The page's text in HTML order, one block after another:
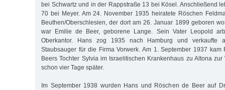
bei Schwartz und in der Rappstraße 13 bei Kösel. Anschließend
70 bei Meyer. Am 24. November 1935 heiratete Röschen
Beuthen/Oberschlesien, der dort am 26. Januar 1899 geboren
war Emilie de Beer, geborene Lange. Sein Vater Leopold
Oberkantor. Hans zog 1935 nach Hamburg und verkaufte
Staubsauger für die Firma Vorwerk. Am 1. September 1937
Beers Tochter Sylvia im Israelitischen Krankenhaus zu Altona
schon vier Tage später.
Im September 1938 wurden Hans und Röschen de Beer auf